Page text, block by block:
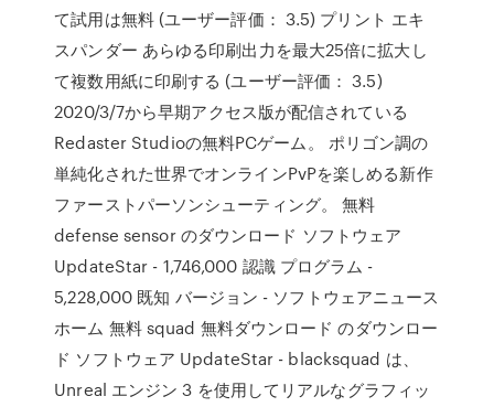
て試用は無料 (ユーザー評価： 3.5) プリント エキ
スパンダー あらゆる印刷出力を最大25倍に拡大し
て複数用紙に印刷する (ユーザー評価： 3.5)
2020/3/7から早期アクセス版が配信されている
Redaster Studioの無料PCゲーム。 ポリゴン調の
単純化された世界でオンラインPvPを楽しめる新作
ファーストパーソンシューティング。 無料
defense sensor のダウンロード ソフトウェア
UpdateStar - 1,746,000 認識 プログラム -
5,228,000 既知 バージョン - ソフトウェアニュース
ホーム 無料 squad 無料ダウンロード のダウンロー
ド ソフトウェア UpdateStar - blacksquad は、
Unreal エンジン 3 を使用してリアルなグラフィッ